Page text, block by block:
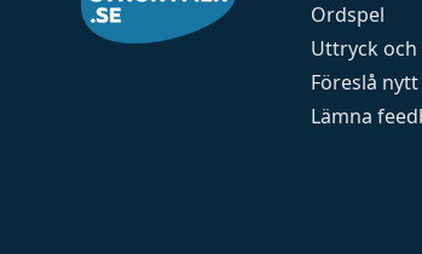
Ordspel
Uttryck
Föreslå
Lämna